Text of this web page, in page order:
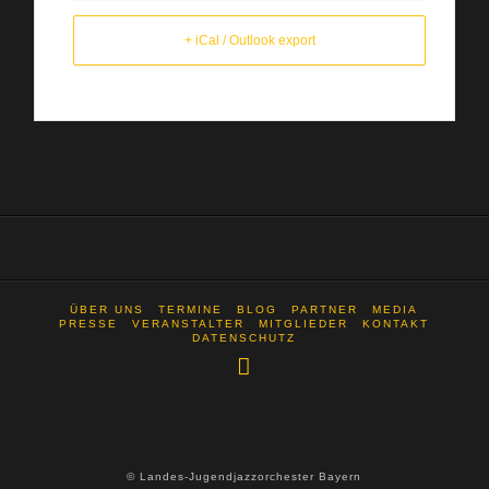
+ iCal / Outlook export
ÜBER UNS TERMINE BLOG PARTNER
MEDIA
PRESSE
VERANSTALTER MITGLIEDER
KONTAKT
DATENSCHUTZ
© Landes-Jugendjazzorchester Bayern